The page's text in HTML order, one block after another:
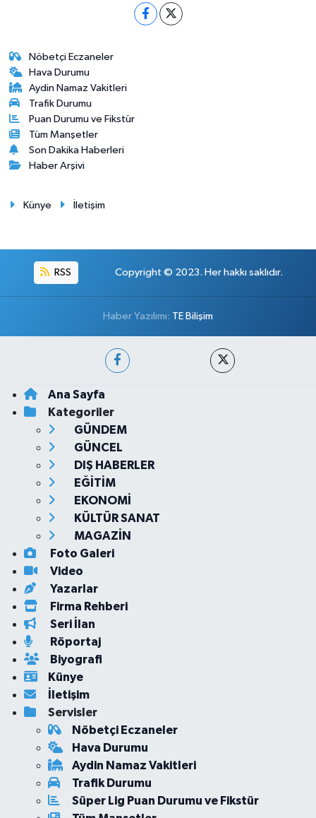
Nöbetçi Eczaneler
Hava Durumu
Aydin Namaz Vakitleri
Trafik Durumu
Puan Durumu ve Fikstür
Tüm Manşetler
Son Dakika Haberleri
Haber Arşivi
Künye İletişim
RSS Copyright © 2023. Her hakkı saklıdır.
Haber Yazılımı: TE Bilişim
Ana Sayfa
Kategoriler
GÜNDEM
GÜNCEL
DIŞ HABERLER
EĞİTİM
EKONOMİ
KÜLTÜR SANAT
MAGAZİN
Foto Galeri
Video
Yazarlar
Firma Rehberi
Seri İlan
Röportaj
Biyografi
Künye
İletişim
Servisler
Nöbetçi Eczaneler
Hava Durumu
Aydin Namaz Vakitleri
Trafik Durumu
Süper Lig Puan Durumu ve Fikstür